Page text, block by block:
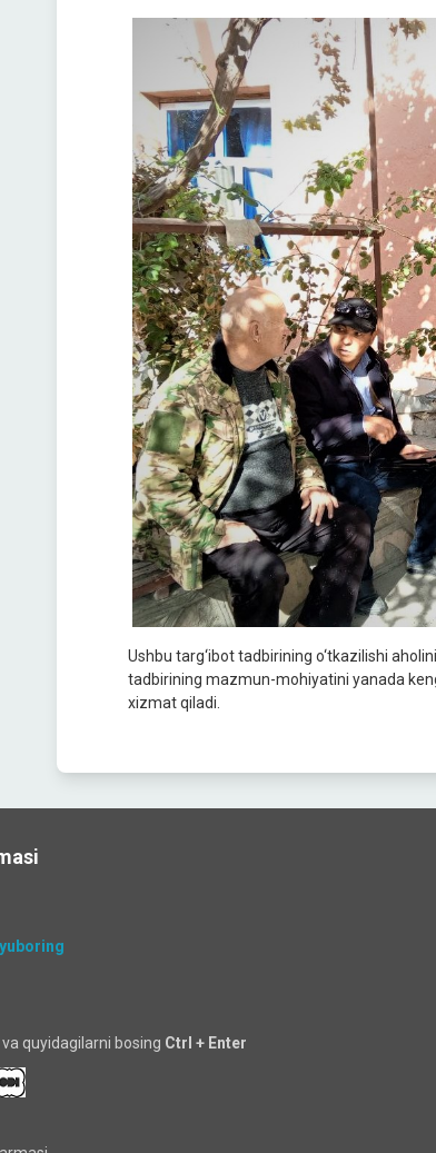
Ushbu targ‘ibot tadbirining o‘tkazilishi
tadbirining mazmun-mohiyatini yanada
xizmat qiladi.
quyidagilarni bosing Ctrl + Enter